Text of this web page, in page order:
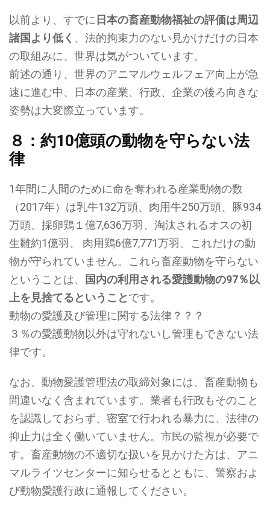
以前より、すでに 日本の畜産動物福祉の評価は周辺
諸国より低く 、法的拘束力のない見かけだけの日本
の取組みに、世界は気がついています。
前述の通り、世界のアニマルウェルフェア向上が急
速に進む中、日本の産業、行政、企業の後ろ向きな
姿勢は大変際立っています。
８：約10億頭の動物を守らない法
律
1年間に人間のために命を奪われる産業動物の数
（2017年）は乳牛132万頭、肉用牛250万頭、豚934
万頭、採卵鶏１億7,636万羽、淘汰されるオスの初
生雛約1億羽、 肉用鶏6億7,771万羽。これだけの動
物が守られていません。これら畜産動物を守らない
ということは、
国内の利用される愛護動物の97％以
上を見捨てるということです。
動物の愛護及び管理に関する法律？？？
３％の愛護動物以外は守れないし管理もできない法
律です。
なお、動物愛護管理法の取締対象には、畜産動物も
間違いなく含まれています。業者も行政もそのこと
を認識しておらず、密室で行われる暴力に、法律の
抑止力は全く働いていません。市民の監視が必要で
す。畜産動物の不適切な扱いを見かけた方は、アニ
マルライツセンターに知らせるとともに、警察およ
び動物愛護行政に通報してください。